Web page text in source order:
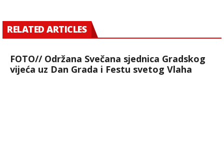
RELATED ARTICLES
FOTO// Održana Svečana sjednica Gradskog
vijeća uz Dan Grada i Festu svetog Vlaha